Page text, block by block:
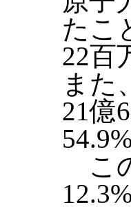
たこ
22百
また
21億
こ